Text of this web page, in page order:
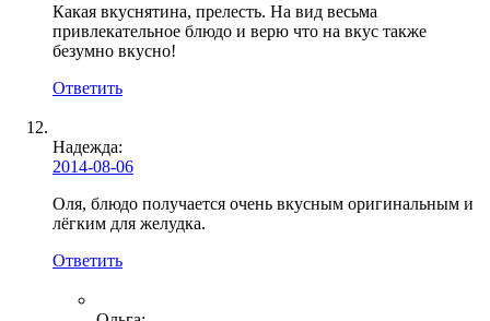
Какая вкуснятина, прелесть. На вид весьма
привлекательное блюдо и верю что на вкус также
безумно вкусно!
Ответить
Надежда:
2014-08-06
Оля, блюдо получается очень вкусным оригинальным и
лёгким для желудка.
Ответить